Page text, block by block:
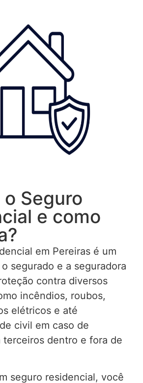
o Seguro
e como
em Pereiras é um
segurado e a seguradora
contra diversos
incêndios, roubos,
elétricos e até
civil em caso de
terceiros dentro e fora de
seguro residencial, você